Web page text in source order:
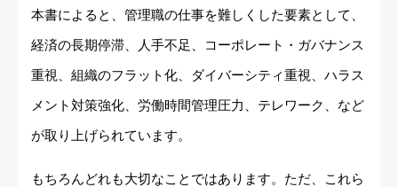
本書によると、管理職の仕事を難しくした要素として、
経済の長期停滞、人手不足、コーポレート・ガバナンス
重視、組織のフラット化、ダイバーシティ重視、ハラス
メント対策強化、労働時間管理圧力、テレワーク、など
が取り上げられています。
もちろんどれも大切なことではあります。ただ、これら